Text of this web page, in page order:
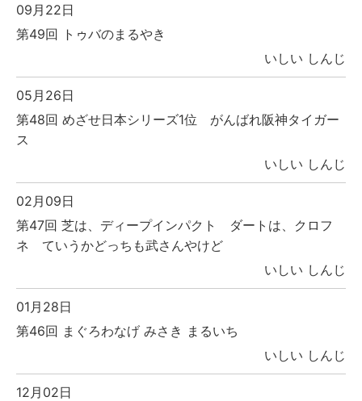
09月22日
第49回 トゥバのまるやき
いしい しんじ
05月26日
第48回 めざせ日本シリーズ1位 がんばれ阪神タイガー
ス
いしい しんじ
02月09日
第47回 芝は、ディープインパクト ダートは、クロフ
ネ ていうかどっちも武さんやけど
いしい しんじ
01月28日
第46回 まぐろわなげ みさき まるいち
いしい しんじ
12月02日